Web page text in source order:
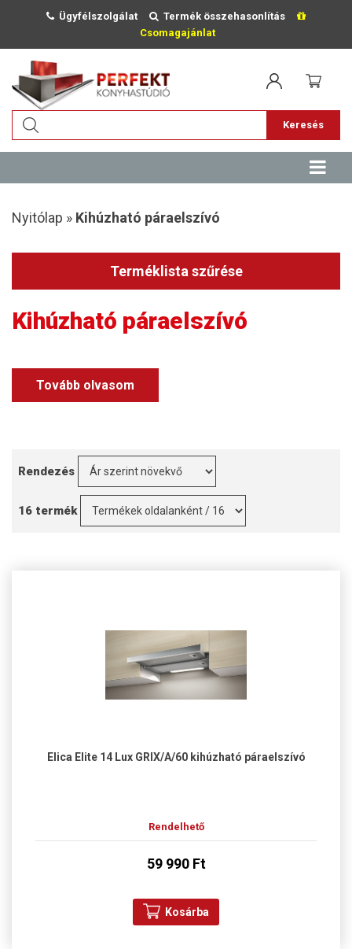
Ügyfélszolgálat
Termék összehasonlítás
Csomagajánlat
Keresés
Nyitólap » Kihúzható páraelszívó
Terméklista szűrése
Kihúzható páraelszívó
Tovább olvasom
Rendezés
16 termék
Elica Elite 14 Lux GRIX/A/60 kihúzható páraelszívó
Rendelhető
59 990 Ft
Kosárba